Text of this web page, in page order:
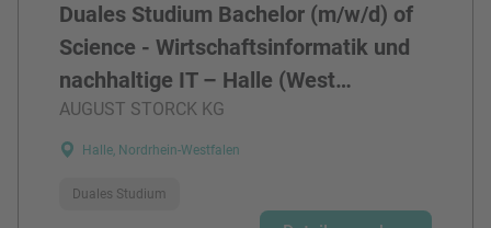
Duales Studium Bachelor (m/w/d) of
Science - Wirtschaftsinformatik und
nachhaltige IT – Halle (West…
AUGUST STORCK KG
Halle, Nordrhein-Westfalen
Duales Studium